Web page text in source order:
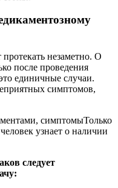
незаметно. О
после проведения
единичные случаи.
симптомов,
Только
узнает о наличии
следует